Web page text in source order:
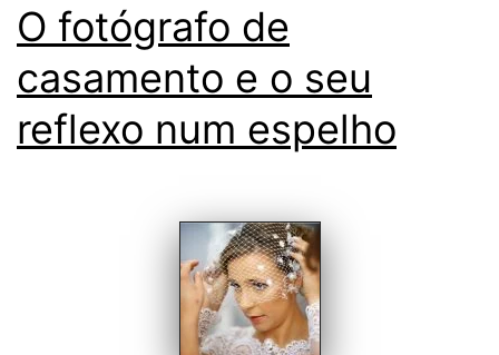
O fotógrafo de
casamento e o seu
reflexo num espelho